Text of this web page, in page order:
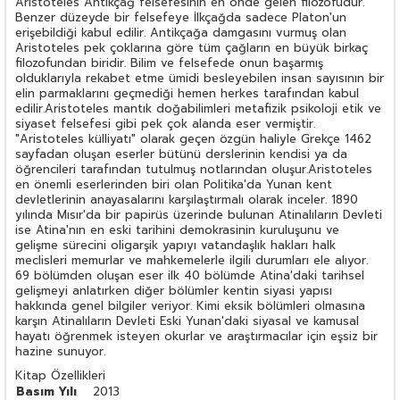
Benzer düzeyde bir felsefeye İlkçağda sadece Platon'un
erişebildiği kabul edilir. Antikçağa damgasını vurmuş olan
Aristoteles pek çoklarına göre tüm çağların en büyük birkaç
filozofundan biridir. Bilim ve felsefede onun başarmış
olduklarıyla rekabet etme ümidi besleyebilen insan sayısının bir
elin parmaklarını geçmediği hemen herkes tarafından kabul
edilir.Aristoteles mantık doğabilimleri metafizik psikoloji etik ve
siyaset felsefesi gibi pek çok alanda eser vermiştir.
"Aristoteles külliyatı" olarak geçen özgün haliyle Grekçe 1462
sayfadan oluşan eserler bütünü derslerinin kendisi ya da
öğrencileri tarafından tutulmuş notlarından oluşur.Aristoteles
en önemli eserlerinden biri olan Politika'da Yunan kent
devletlerinin anayasalarını karşılaştırmalı olarak inceler. 1890
yılında Mısır'da bir papirüs üzerinde bulunan Atinalıların Devleti
ise Atina'nın en eski tarihini demokrasinin kuruluşunu ve
gelişme sürecini oligarşik yapıyı vatandaşlık hakları halk
meclisleri memurlar ve mahkemelerle ilgili durumları ele alıyor.
69 bölümden oluşan eser ilk 40 bölümde Atina'daki tarihsel
gelişmeyi anlatırken diğer bölümler kentin siyasi yapısı
hakkında genel bilgiler veriyor. Kimi eksik bölümleri olmasına
karşın Atinalıların Devleti Eski Yunan'daki siyasal ve kamusal
hayatı öğrenmek isteyen okurlar ve araştırmacılar için eşsiz bir
hazine sunuyor.
Kitap Özellikleri
Basım Yılı
2013